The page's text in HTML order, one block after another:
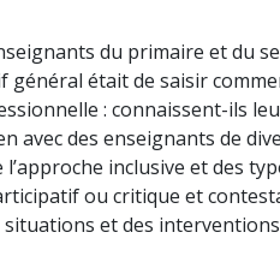
du primaire et du
général était de saisir
: connaissent-ils
avec des enseignants de
inclusive et des
ou critique et
et des